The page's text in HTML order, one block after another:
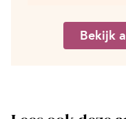
Bekijk